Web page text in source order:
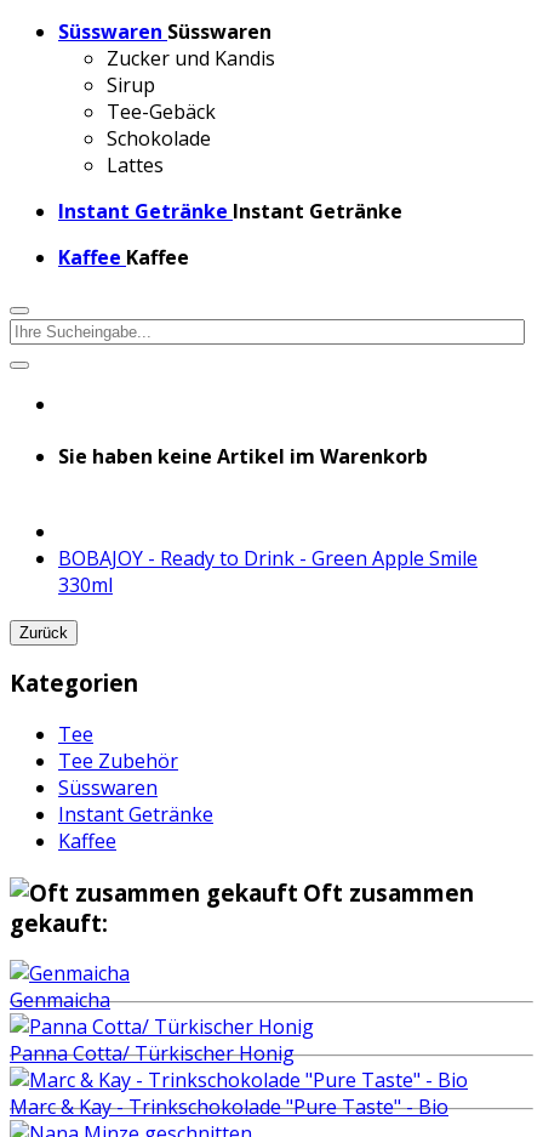
Süsswaren Süsswaren
Zucker und Kandis
Sirup
Tee-Gebäck
Schokolade
Lattes
Instant Getränke Instant Getränke
Kaffee Kaffee
Sie haben keine Artikel im Warenkorb
BOBAJOY - Ready to Drink - Green Apple Smile
330ml
Zurück
Kategorien
Tee
Tee Zubehör
Süsswaren
Instant Getränke
Kaffee
Oft zusammen
gekauft:
Genmaicha
Panna Cotta/ Türkischer Honig
Marc & Kay - Trinkschokolade "Pure Taste" - Bio